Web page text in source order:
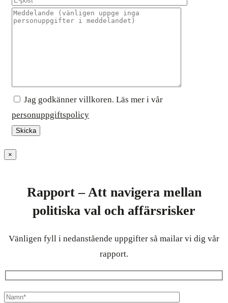
Jag godkänner villkoren. Läs mer i vår
personuppgiftspolicy
×
Rapport – Att navigera mellan
politiska val och affärsrisker
Vänligen fyll i nedanstående uppgifter så mailar vi dig vår
rapport.